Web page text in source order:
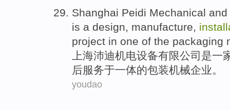
Shanghai Peidi Mechanical and
is a design, manufacture,
project in one of the packaging
上海沛迪机电设备有限公司 是一
后服务于一体的包装机械企业。
youdao